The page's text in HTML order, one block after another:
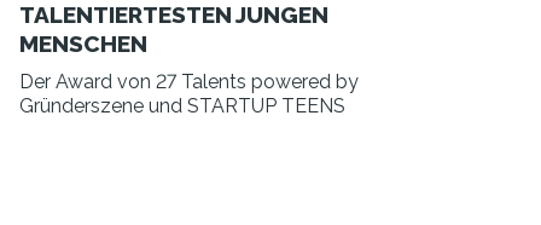
TALENTIERTESTEN JUNGEN
MENSCHEN
Der Award von 27 Talents powered by
Gründerszene und STARTUP TEENS